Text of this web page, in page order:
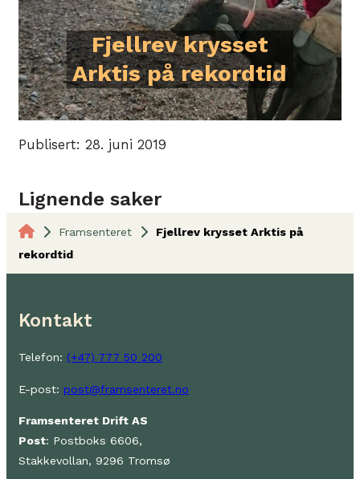
Fjellrev krysset
Arktis på rekordtid
Publisert: 28. juni 2019
Lignende saker
Framsenteret
Fjellrev krysset Arktis på
rekordtid
Kontakt
Telefon: (+47) 777 50 200
E-post: post@framsenteret.no
Framsenteret Drift AS
Post: Postboks 6606,
Stakkevollan, 9296 Tromsø